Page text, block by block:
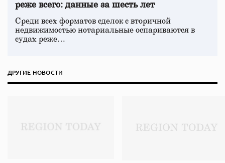
реже всего: данные за шесть лет
Среди всех форматов сделок с вторичной
недвижимостью нотариальные оспариваются в
судах реже…
ДРУГИЕ НОВОСТИ